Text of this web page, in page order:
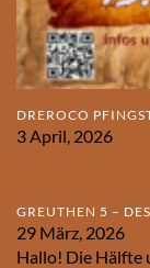
DREROCO
3 April, 2026
GREUTHEN 5 –
29 März, 2026
Hallo! Die Hälfte